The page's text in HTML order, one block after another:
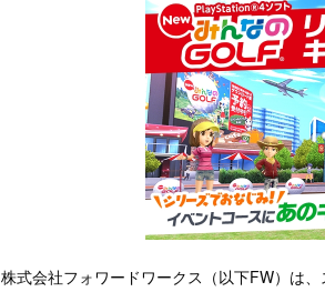
株式会社フォワードワークス（以下FW）は